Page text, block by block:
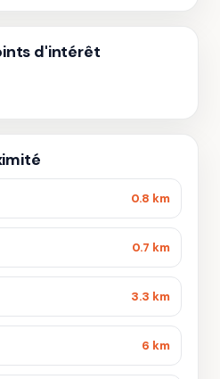
d'intérêt
0.8 km
0.7 km
3.3 km
6 km